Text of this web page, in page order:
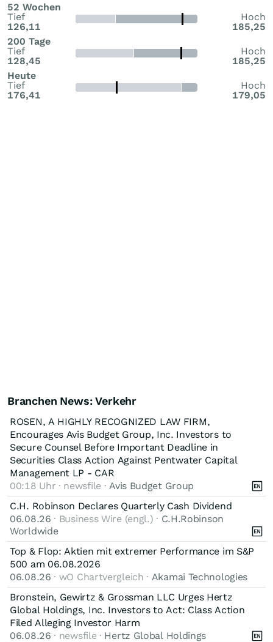
52 Wochen
Tief
126,11
Hoch
185,25
200 Tage
Tief
128,45
Hoch
185,25
Heute
Tief
176,41
Hoch
179,05
Branchen News: Verkehr
ROSEN, A HIGHLY RECOGNIZED LAW FIRM,
Encourages Avis Budget Group, Inc. Investors to
Secure Counsel Before Important Deadline in
Securities Class Action Against Pentwater Capital
Management LP - CAR
00:18 Uhr · newsfile · Avis Budget Group
C.H. Robinson Declares Quarterly Cash Dividend
06.08.26 · Business Wire (engl.) · C.H.Robinson
Worldwide
Top & Flop: Aktien mit extremer Performance im S&P
500 am 06.08.2026
06.08.26 · wO Chartvergleich · Akamai Technologies
Bronstein, Gewirtz & Grossman LLC Urges Hertz
Global Holdings, Inc. Investors to Act: Class Action
Filed Alleging Investor Harm
06.08.26 · newsfile · Hertz Global Holdings